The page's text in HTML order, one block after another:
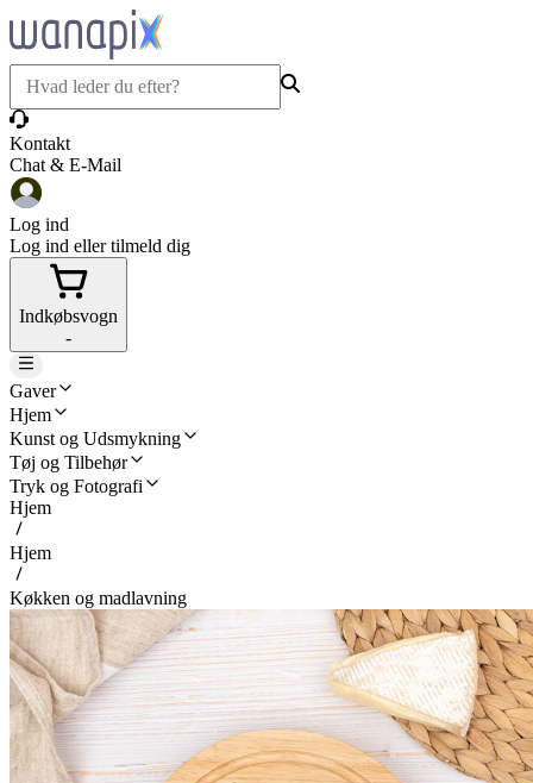
Kontakt
Chat & E-Mail
Log ind
Log ind eller tilmeld dig
Indkøbsvogn
-
Gaver
Hjem
Kunst og Udsmykning
Tøj og Tilbehør
Tryk og Fotografi
Hjem
Hjem
Køkken og madlavning